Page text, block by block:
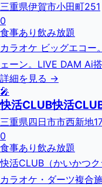
三重県伊賀市小田町251
0
食事あり 飲み放題
カラオケ ビッグエコー
ェーン。LIVE DAM Ai
詳細を見る →
🎤
快活CLUB快活
三重県四日市市西新地
0
食事あり 飲み放題
快活CLUB（かいかつ
カラオケ・ダーツ複合